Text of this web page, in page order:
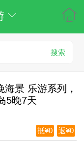
搜索
景 乐游系列，
5晚7天
返¥0
抵¥0